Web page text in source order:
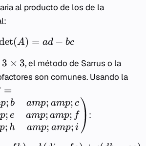
al producto de los de la
(A) = ad − bc
3 × 3, el método de Sarrus o la
son comunes. Usando la
=
p; b
p; e
p; h
amp; amp; c
amp; amp; f
amp; amp; i
: